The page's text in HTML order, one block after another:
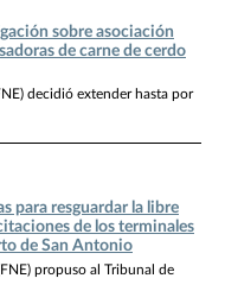
sobre asociación
de carne de cerdo
decidió extender hasta por
para resguardar la libre
de los terminales
de San Antonio
propuso al Tribunal de